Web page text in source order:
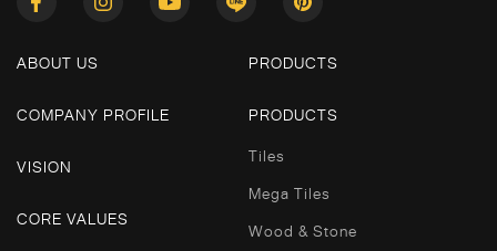
ABOUT US
COMPANY PROFILE
VISION
CORE VALUES
PRODUCTS
PRODUCTS
Tiles
Mega Tiles
Wood & Stone